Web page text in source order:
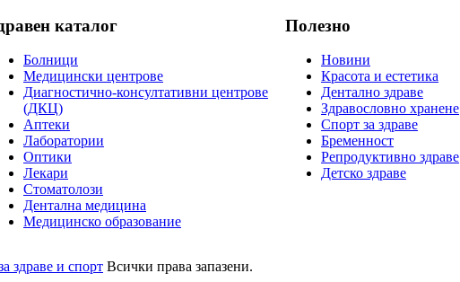
каталог
Болници
Медицински центрове
Диагностично-консултативни центрове
(ДКЦ)
Аптеки
Лаборатории
Оптики
Лекари
Стоматолози
Дентална медицина
Медицинско образование
Полезно
Новини
Красота и естетика
Дентално здраве
Здравословно хранене
Спорт за здраве
Бременност
Репродуктивно здраве
Детско здраве
здраве и спорт Всички права запазени.